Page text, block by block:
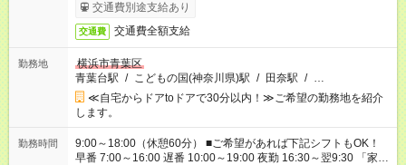
交通費別途支給あり
交通費 交通費全額支給
勤務地
横浜市青葉区
青葉台駅 / こどもの国(神奈川県)駅 / 田奈駅 / …
≪自宅からドアtoドアで30分以内！≫ご希望の勤務地を紹介
します。
勤務時間
9:00～18:00（休憩60分） ■ご希望があれば下記シフトもOK！
早番 7:00～16:00 遅番 10:00～19:00 夜勤 16:30～翌9:30 「家族